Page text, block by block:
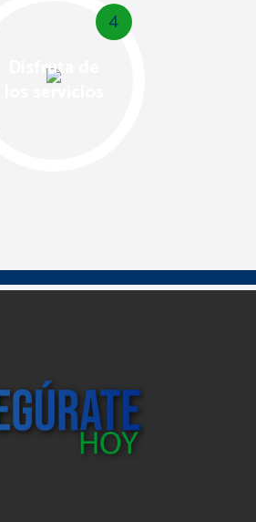
4
Disfruta de
los servicios